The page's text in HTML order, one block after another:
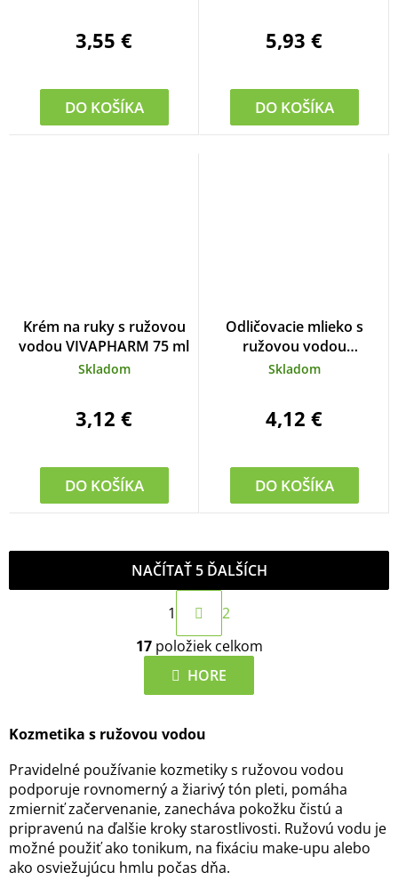
3,55 €
DO KOŠÍKA
5,93 €
DO KOŠÍKA
Krém na ruky s ružovou
vodou VIVAPHARM 75 ml
Skladom
3,12 €
DO KOŠÍKA
Odličovacie mlieko s
ružovou vodou
VIVAPHARM 200 ml
Skladom
4,12 €
DO KOŠÍKA
O
v
l
á
a
c
i
e
p
r
v
NAČÍTAŤ 5 ĎALŠÍCH
S
t
r
á
n
o
a
n
i
e
1
2
17položiek celkom
HORE
Kozmetika s ružovou vodou
Pravidelné používanie kozmetiky s ružovou vodou
podporuje rovnomerný a žiarivý tón pleti, pomáha
zmierniť začervenanie, zanecháva pokožku čistú a
pripravenú na ďalšie kroky starostlivosti. Ružovú vodu je
možné použiť ako tonikum, na fixáciu make-upu alebo
ako osviežujúcu hmlu počas dňa.